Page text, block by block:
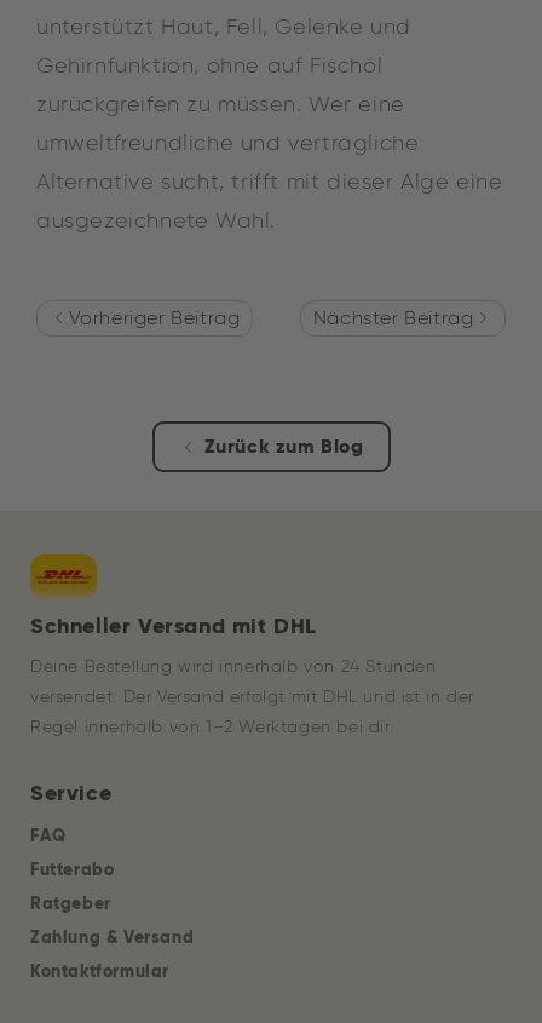
unterstützt Haut, Fell, Gelenke und
Gehirnfunktion, ohne auf Fischöl
zurückgreifen zu müssen. Wer eine
umweltfreundliche und verträgliche
Alternative sucht, trifft mit dieser Alge eine
ausgezeichnete Wahl.
Vorheriger Beitrag Nächster Beitrag
Zurück zum Blog
Schneller Versand mit DHL
Deine Bestellung wird innerhalb von 24 Stunden
versendet. Der Versand erfolgt mit DHL und ist in der
Regel innerhalb von 1–2 Werktagen bei dir.
Service
FAQ
Futterabo
Ratgeber
Zahlung & Versand
Kontaktformular